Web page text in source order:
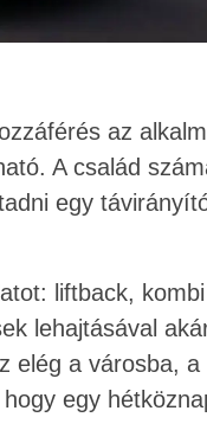
az
A család
egy
liftback,
lehajtásával
elég a városba, a
egy